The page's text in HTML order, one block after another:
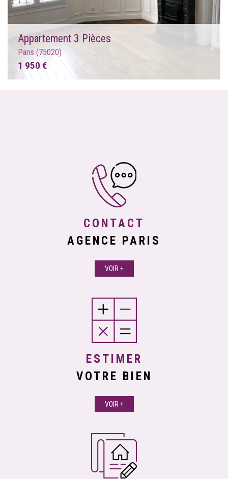
Appartement 3 Pièces
Paris (75020)
1 950 €
CONTACT
AGENCE PARIS
VOIR +
ESTIMER
VOTRE BIEN
VOIR +